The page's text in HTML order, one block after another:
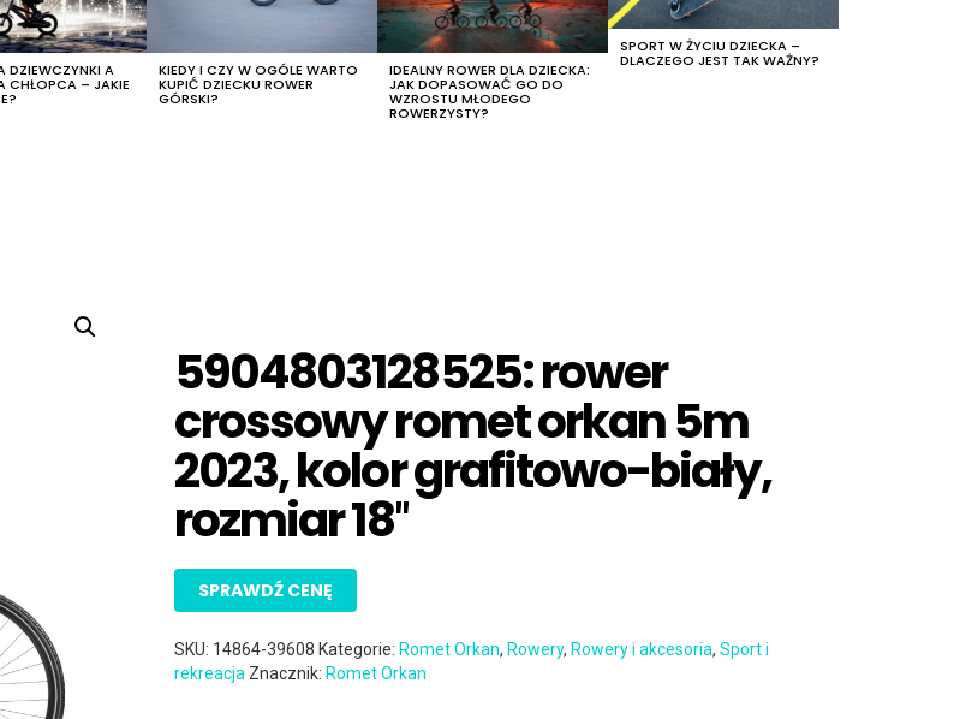
DZIEWCZYNKI A
CHŁOPCA – JAKIE
KIEDY I CZY W OGÓLE WARTO
KUPIĆ DZIECKU ROWER
GÓRSKI?
IDEALNY ROWER DLA DZIECKA:
JAK DOPASOWAĆ GO DO
WZROSTU MŁODEGO
ROWERZYSTY?
SPORT W ŻYCIU DZIECKA –
DLACZEGO JEST TAK WAŻNY?
5904803128525: rower
crossowy romet orkan 5m
2023, kolor grafitowo-biały,
rozmiar 18″
SPRAWDŹ CENĘ
SKU: 14864-39608 Kategorie: Romet Orkan, Rowery, Rowery i akcesoria,Sport i
rekreacja Znacznik: Romet Orkan